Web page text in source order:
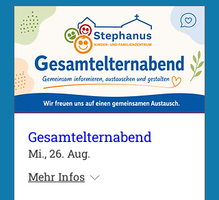
Gesamtelternabend
Mi., 26. Aug.
Mehr Infos